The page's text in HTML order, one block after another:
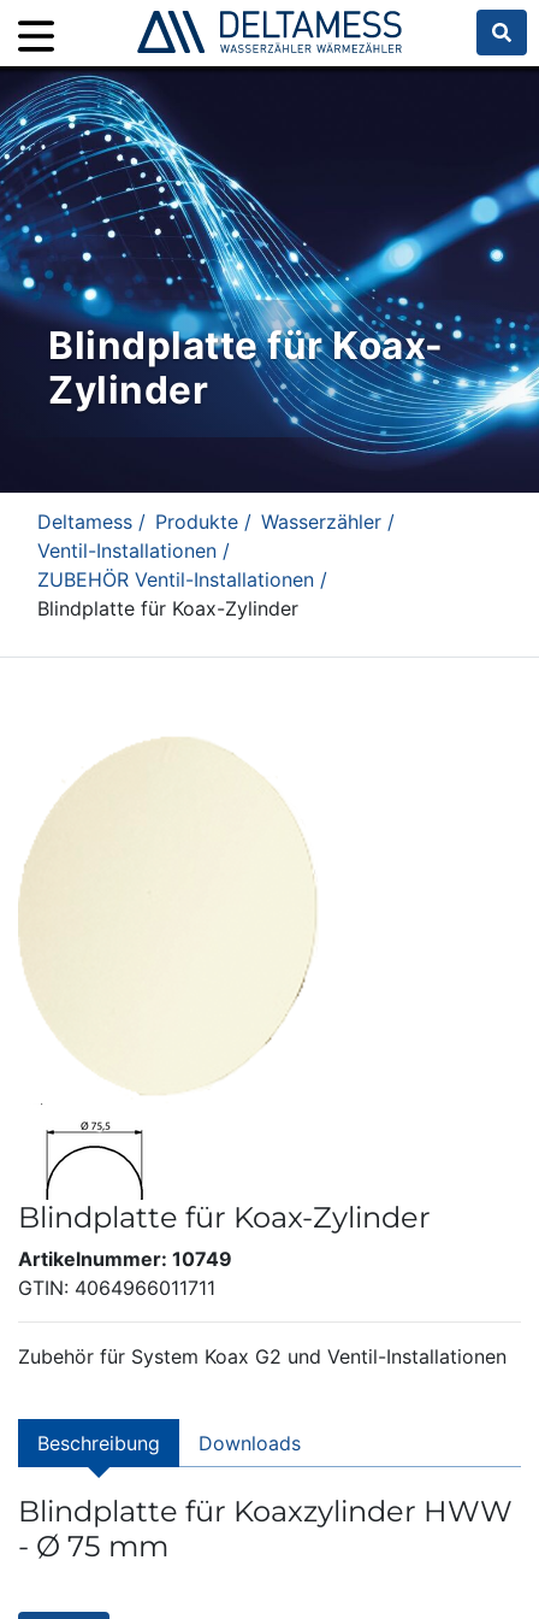
Blindplatte für Koax-
Zylinder
Deltamess / Produkte / Wasserzähler /
Ventil-Installationen /
ZUBEHÖR Ventil-Installationen /
Blindplatte für Koax-Zylinder
Blindplatte für Koax-Zylinder
Artikelnummer: 10749
GTIN: 4064966011711
Zubehör für System Koax G2 und Ventil-Installationen
Beschreibung Downloads
Blindplatte für Koaxzylinder HWW
- Ø 75 mm